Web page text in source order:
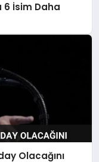
6 İsim Daha
Olacağını